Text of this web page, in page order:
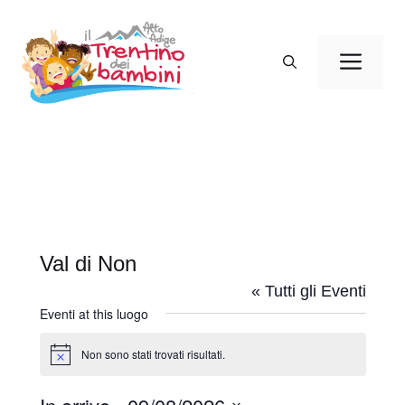
contenuto
Val di Non
« Tutti gli Eventi
Eventi at this luogo
N
Non sono stati trovati risultati.